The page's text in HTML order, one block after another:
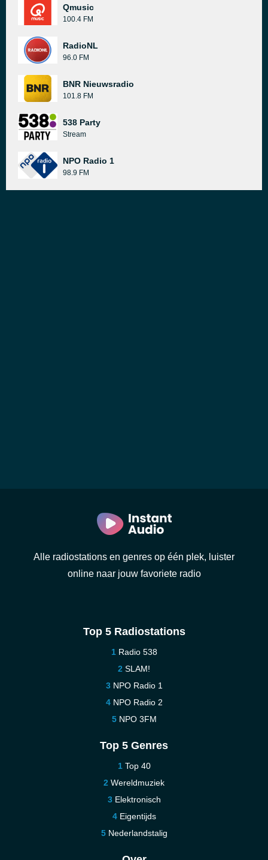
Qmusic
100.4 FM
RadioNL
96.0 FM
BNR Nieuwsradio
101.8 FM
538 Party
Stream
NPO Radio 1
98.9 FM
Alle radiostations en genres op één plek, luister
online naar jouw favoriete radio
Top 5 Radiostations
Radio 538
SLAM!
NPO Radio 1
NPO Radio 2
NPO 3FM
Top 5 Genres
Top 40
Wereldmuziek
Elektronisch
Eigentijds
Nederlandstalig